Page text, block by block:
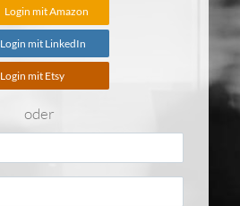
Login mit Amazon
Login mit LinkedIn
Login mit Etsy
oder